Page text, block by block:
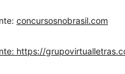
concursosnobrasil.com
https://